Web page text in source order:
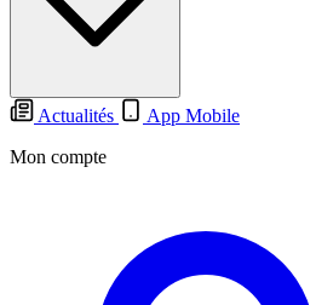
Actualités
App Mobile
Mon compte